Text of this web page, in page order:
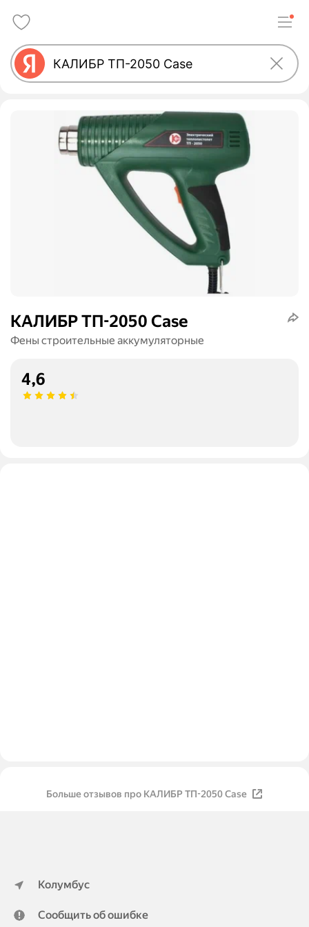
КАЛИБР ТП-2050 Case
Фены строительные аккумуляторные
4,6
Больше отзывов про КАЛИБР ТП-2050 Case
Колумбус
Сообщить об ошибке